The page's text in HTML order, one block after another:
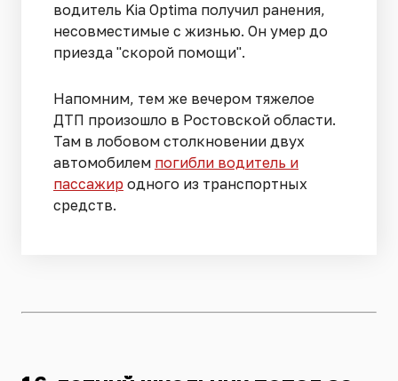
водитель Kia Optima получил ранения,
несовместимые с жизнью. Он умер до
приезда "скорой помощи".
Напомним, тем же вечером тяжелое
ДТП произошло в Ростовской области.
Там в лобовом столкновении двух
автомобилем погибли водитель и
пассажир одного из транспортных
средств.